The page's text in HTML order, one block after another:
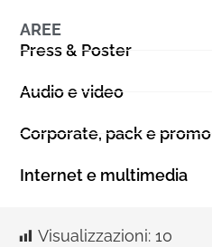
AREE
Press & Poster
Audio e video
Corporate, pack e promo
Internet e multimedia
Visualizzazioni: 10